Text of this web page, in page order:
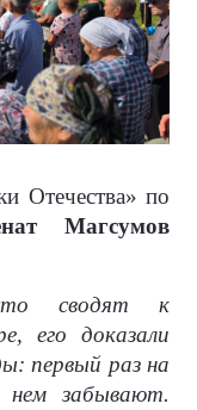
Отечества» по
Магсумов
сводят к
его доказали
первый раз на
забывают.